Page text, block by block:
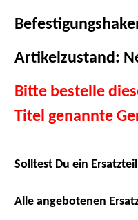
Artikelzustand:
Bitte bestelle
Titel genannte
Solltest Du ein
Alle angebotenen